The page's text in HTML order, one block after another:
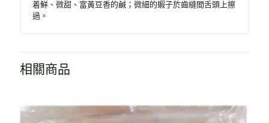
着鮮、微甜、富黃豆香的鹹；微細的蝦子於齒縫間舌頭上擦
過。
相關商品